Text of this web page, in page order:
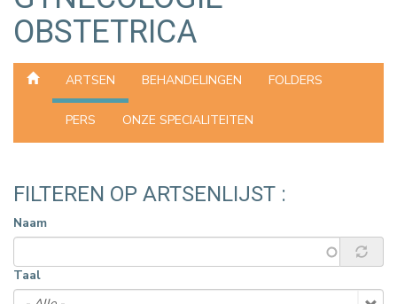
OBSTETRICA
ARTSEN BEHANDELINGEN FOLDERS
PERS ONZE SPECIALITEITEN
FILTEREN OP ARTSENLIJST :
Naam
Taal